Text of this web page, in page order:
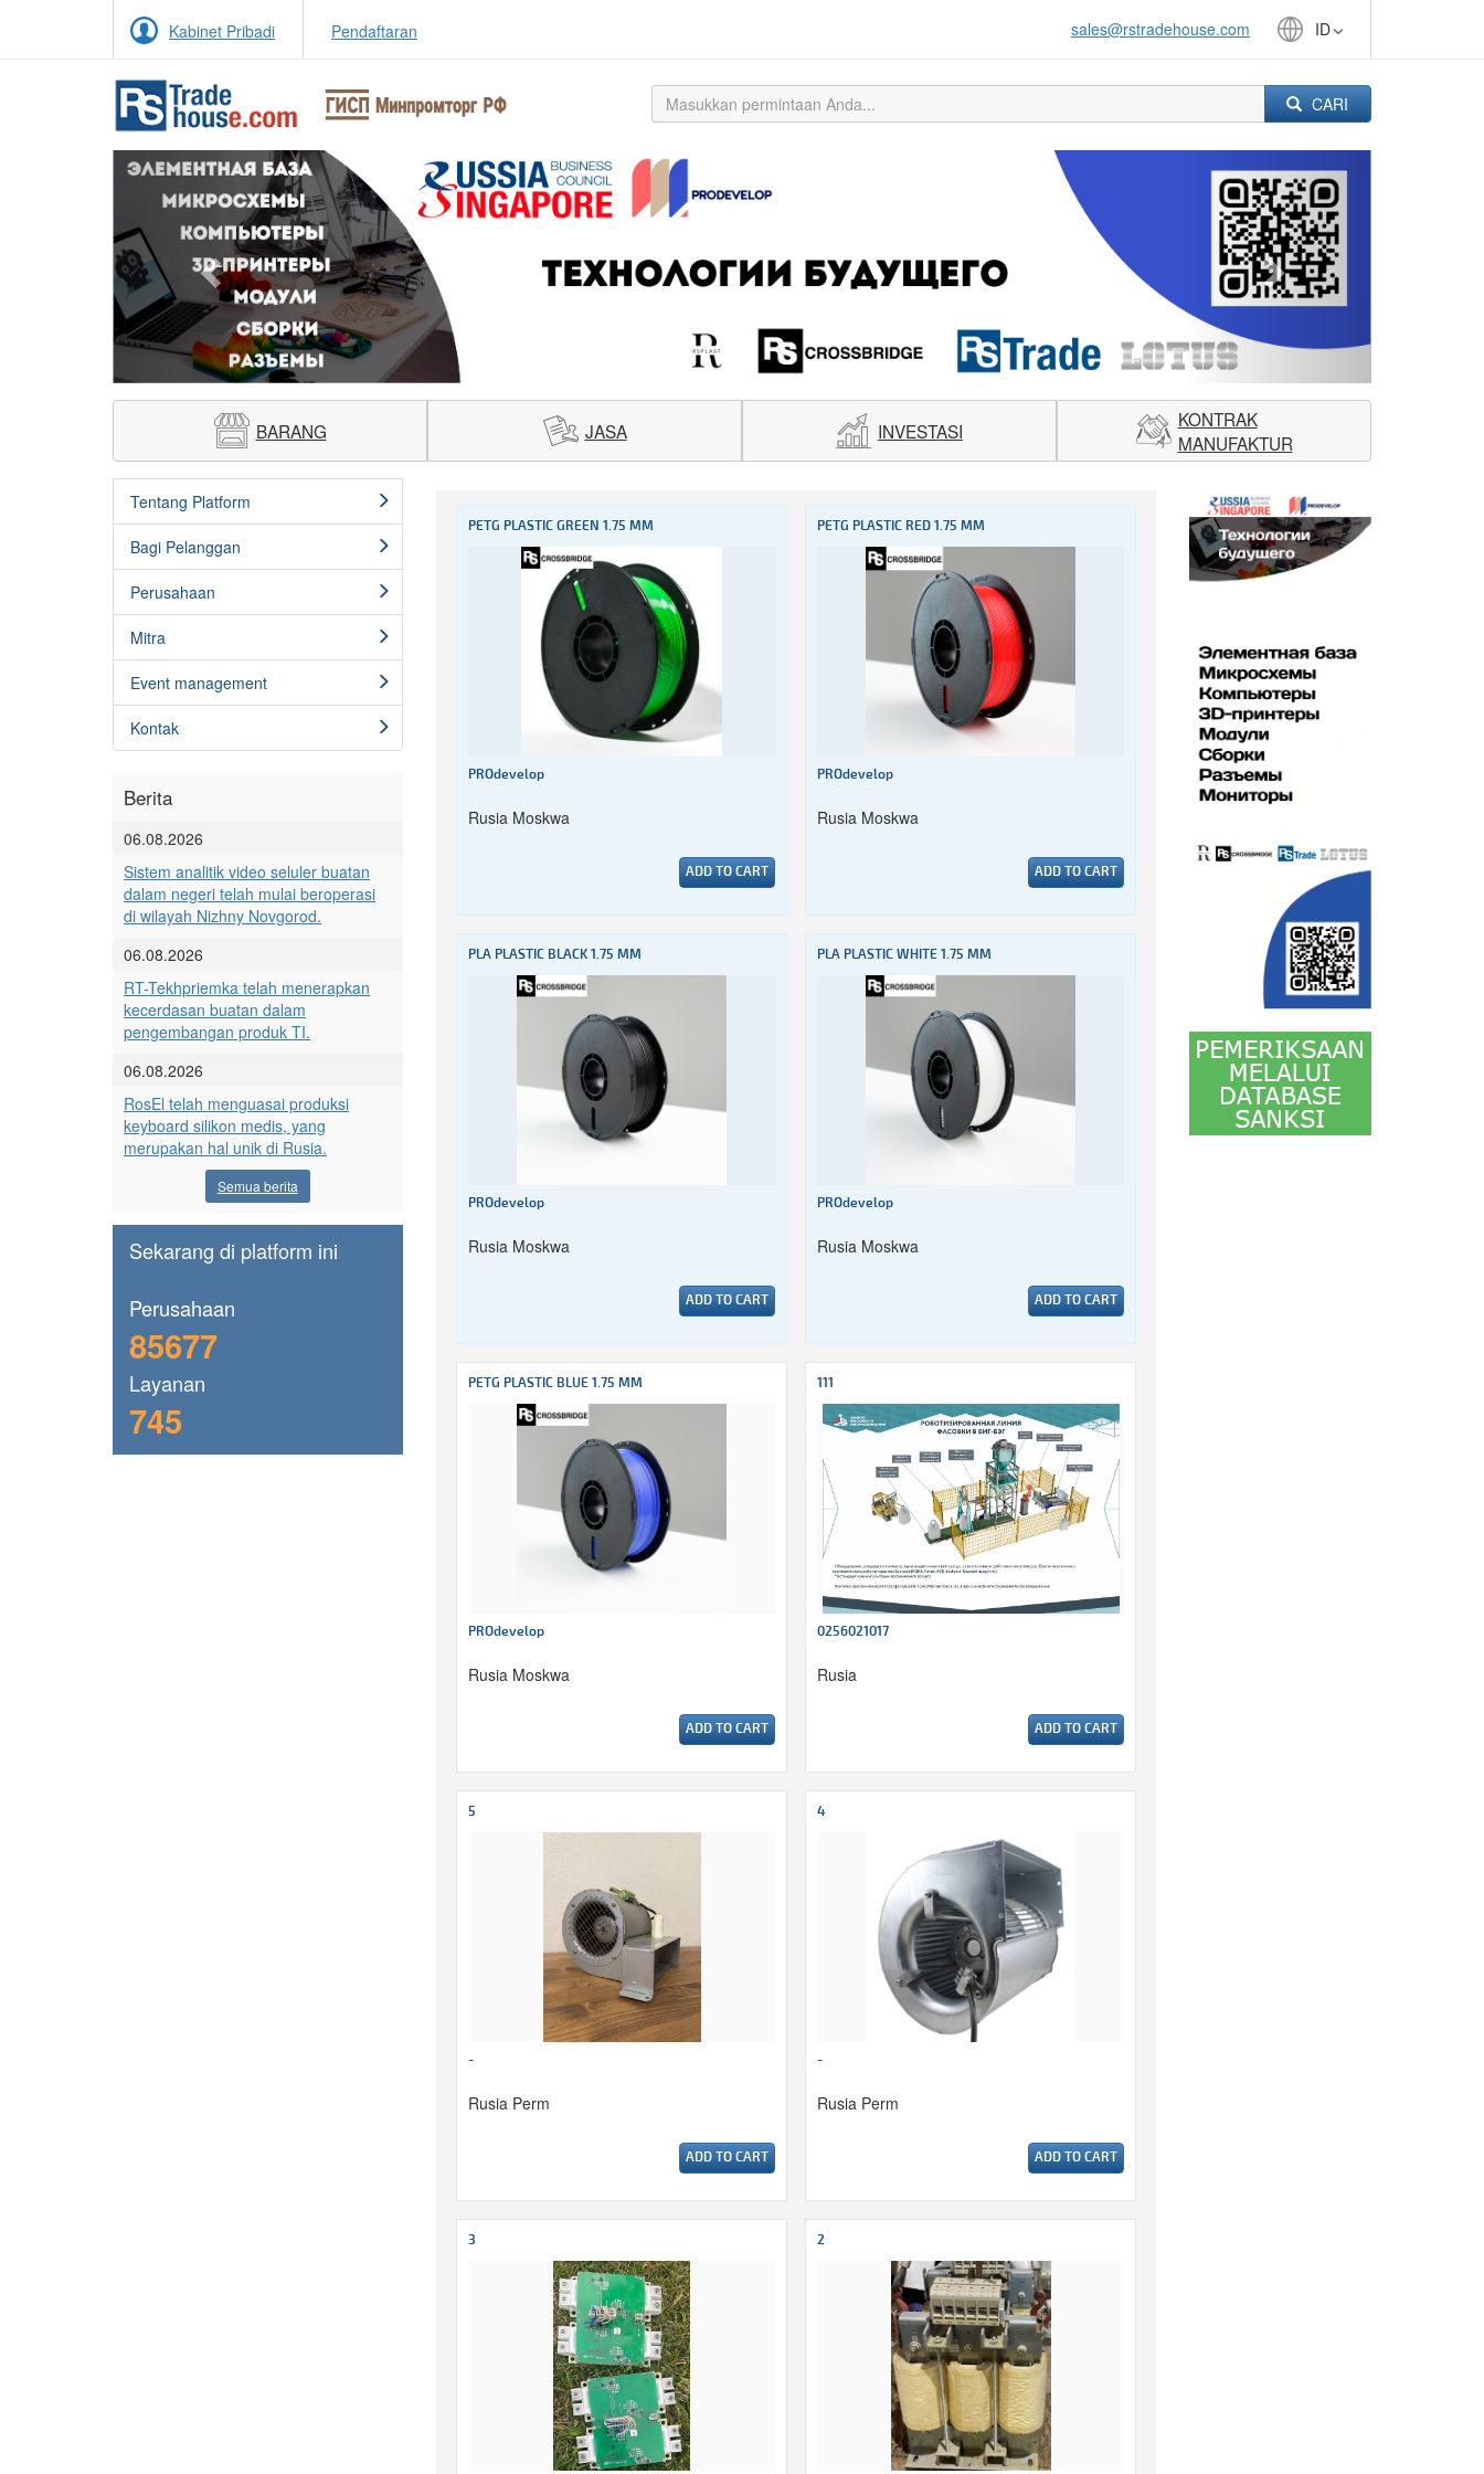
Kabinet Pribadi Pendaftaran sales@rstradehouse.com ID
CARI
Previous Next
BARANG JASA INVESTASI
KONTRAK
MANUFAKTUR
Tentang Platform
Bagi Pelanggan
Perusahaan
Mitra
Event management
Kontak
Berita
06.08.2026
Sistem analitik video seluler buatan
dalam negeri telah mulai beroperasi
di wilayah Nizhny Novgorod.
06.08.2026
RT-Tekhpriemka telah menerapkan
kecerdasan buatan dalam
pengembangan produk TI.
06.08.2026
RosEl telah menguasai produksi
keyboard silikon medis, yang
merupakan hal unik di Rusia.
Semua berita
Sekarang di platform ini
Perusahaan
85677
Layanan
745
PETG PLASTIC GREEN 1.75 MM
PROdevelop
Rusia Moskwa
ADD TO CART
PETG PLASTIC RED 1.75 MM
PROdevelop
Rusia Moskwa
ADD TO CART
PLA PLASTIC BLACK 1.75 MM
PROdevelop
Rusia Moskwa
ADD TO CART
PLA PLASTIC WHITE 1.75 MM
PROdevelop
Rusia Moskwa
ADD TO CART
PETG PLASTIC BLUE 1.75 MM
PROdevelop
Rusia Moskwa
ADD TO CART
111
0256021017
Rusia
ADD TO CART
5
-
Rusia Perm
ADD TO CART
4
-
Rusia Perm
ADD TO CART
3 2